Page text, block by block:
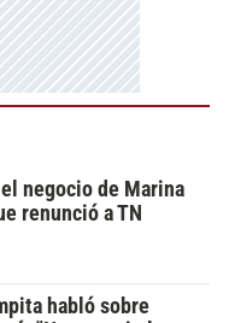
negocio de Marina
renunció a TN
habló sobre